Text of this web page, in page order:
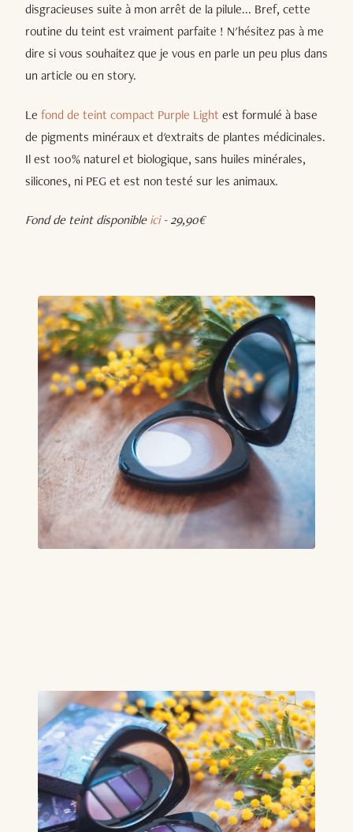
disgracieuses suite à mon arrêt de la pilule... Bref, cette
routine du teint est vraiment parfaite ! N'hésitez pas à me
dire si vous souhaitez que je vous en parle un peu plus dans
un article ou en story.
Le fond de teint compact Purple Light est formulé à base
de pigments minéraux et d'extraits de plantes médicinales.
Il est 100% naturel et biologique, sans huiles minérales,
silicones, ni PEG et est non testé sur les animaux.
Fond de teint disponibleici- 29,90€